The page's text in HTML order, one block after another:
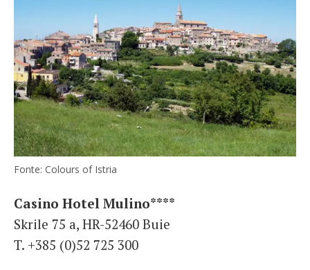
Fonte: Colours of Istria
Casino Hotel Mulino****
Skrile 75 a, HR-52460 Buie
T. +385 (0)52 725 300